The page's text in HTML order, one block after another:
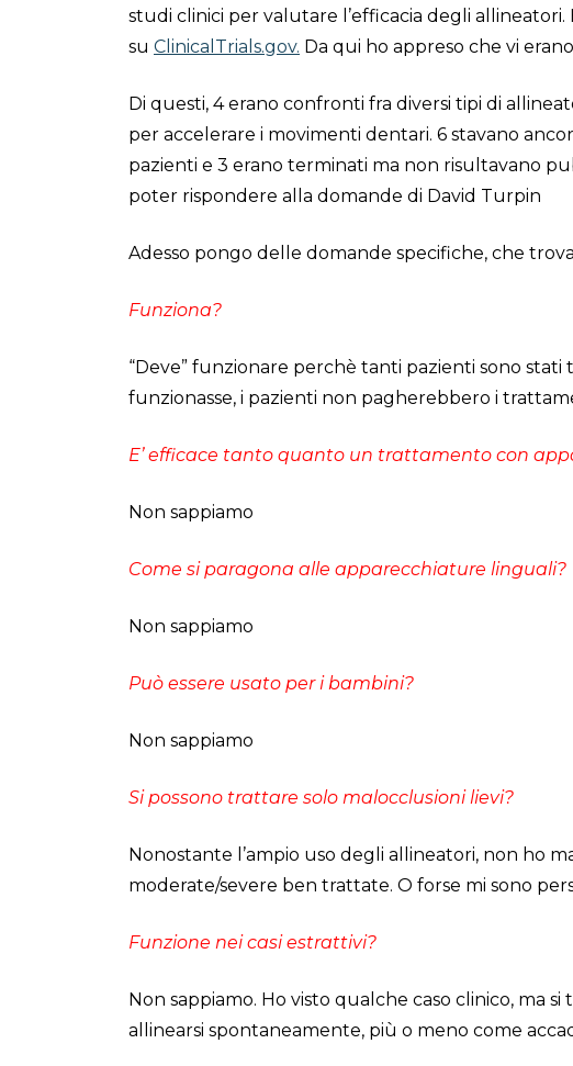
studi clinici per valutare l’efficacia degli
su ClinicalTrials.gov. Da qui ho appreso che vi
Di questi, 4 erano confronti fra diversi tipi di
per accelerare i movimenti dentari. 6 stavano
pazienti e 3 erano terminati ma non risultavano
poter rispondere alla domande di David Turpin
Adesso pongo delle domande specifiche, che
Funziona?
“Deve” funzionare perchè tanti pazienti sono
funzionasse, i pazienti non pagherebbero i
E’ efficace tanto quanto un trattamento con
Non sappiamo
Come si paragona alle apparecchiature linguali?
Non sappiamo
Può essere usato per i bambini?
Non sappiamo
Si possono trattare solo malocclusioni lievi?
Nonostante l’ampio uso degli allineatori, non ho
moderate/severe ben trattate. O forse mi sono
Funzione nei casi estrattivi?
Non sappiamo. Ho visto qualche caso clinico, ma
allinearsi spontaneamente, più o meno come